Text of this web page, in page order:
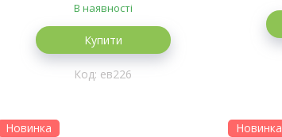
В наявності
Купити
ев226
Новинка Новинка